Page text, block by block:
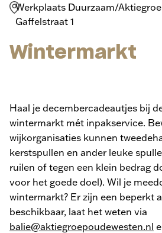
Werkplaats Duurzaam/
Gaffelstraat 1
Wintermarkt
Haal je decembercadeautjes bij
wintermarkt mét inpakservice.
wijkorganisaties kunnen
kerstspullen en ander leuke
ruilen of tegen een klein bedrag
voor het goede doel). Wil je
wintermarkt? Er zijn een beperkt
beschikbaar, laat het weten via
balie@aktiegroepoudewesten.nl